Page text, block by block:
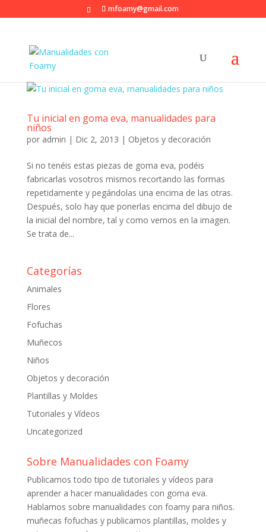
mfoamy@gmail.com
Tu inicial en goma eva, manualidades para
niños
por admin | Dic 2, 2013 | Objetos y decoración
Si no tenéis estas piezas de goma eva, podéis
fabricarlas vosotros mismos recortando las formas
repetidamente y pegándolas una encima de las otras.
Después, solo hay que ponerlas encima del dibujo de
la inicial del nombre, tal y como vemos en la imagen.
Se trata de...
Categorías
Animales
Flores
Fofuchas
Muñecos
Niños
Objetos y decoración
Plantillas y Moldes
Tutoriales y Vídeos
Uncategorized
Sobre Manualidades con Foamy
Publicamos todo tipo de tutoriales y vídeos para
aprender a hacer manualidades con goma eva.
Hablamos sobre manualidades con foamy para niños.
muñecas fofuchas y publicamos plantillas, moldes y